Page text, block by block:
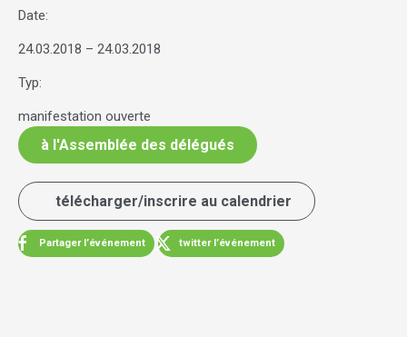
Date:
24.03.2018 – 24.03.2018
Typ:
manifestation ouverte
à l'Assemblée des délégués
télécharger/inscrire au calendrier
Partager l’événement twitter l’événement